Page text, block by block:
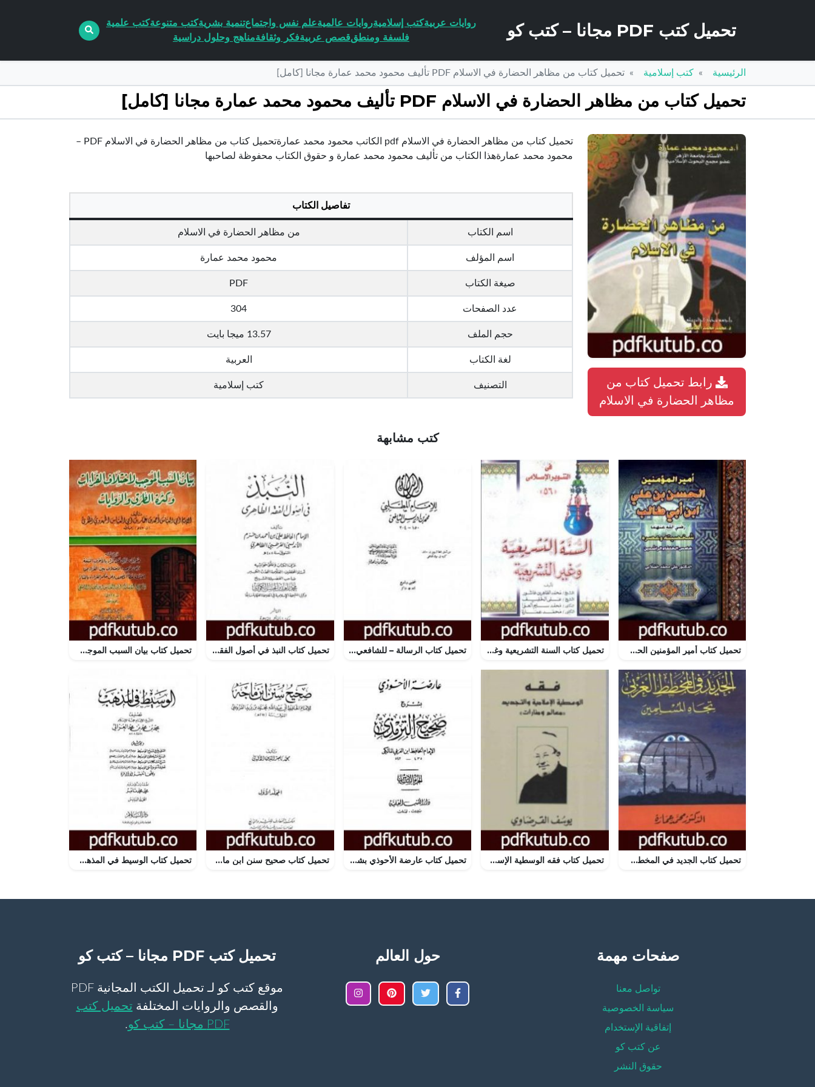
تحميل كتب PDF مجانا – كتب كو روايات عربيةكتب إسلاميةروايات عالميةعلم نفس واجتماعتنمية بشريةكتب متنوعةكتب علمية
فلسفة ومنطققصص عربيةفكر وثقافةمناهج وحلول دراسية
الرئيسية كتب إسلامية تحميل كتاب من مظاهر الحضارة في الاسلام PDF تأليف محمود محمد عمارة مجانا [كامل]
تحميل كتاب من مظاهر الحضارة في الاسلام PDF تأليف محمود محمد عمارة مجانا [كامل]
رابط تحميل كتاب من
مظاهر الحضارة في الاسلام
تحميل كتاب من مظاهر الحضارة في الاسلام pdf الكاتب محمود محمد عمارةتحميل كتاب من مظاهر الحضارة في الاسلام PDF –
محمود محمد عمارةهذا الكتاب من تأليف محمود محمد عمارة و حقوق الكتاب محفوظة لصاحبها
تفاصيل الكتاب
اسم الكتاب من مظاهر الحضارة في الاسلام
اسم المؤلف محمود محمد عمارة
صيغة الكتاب PDF
عدد الصفحات 304
حجم الملف 13.57 ميجا بايت
لغة الكتاب العربية
التصنيف كتب إسلامية
كتب مشابهة
تحميل كتاب أمير المؤمنين الحسن بن علي بن أبي طالب شخصيته وعصره PDF تأليف علي محمد الصلابي مجانا [كامل] تحميل كتاب السنة التشريعية وغير التشريعية PDF تأليف محمد الطاهر بن عاشور مجانا [كامل] تحميل كتاب الرسالة – للشافعي PDF تأليف الإمام الشافعي مجانا [كامل] تحميل كتاب النبذ في أصول الفقه PDF تأليف ابن حزم الأندلسي مجانا [كامل] تحميل كتاب بيان السبب الموجب لاختلاف القراءات وكثرة الطرق والروايات PDF تأليف ابن تيمية مجانا [كامل]
تحميل كتاب الجديد في المخطط الغربي تجاه المسلمين PDF تأليف محمد عمارة مجانا [كامل] تحميل كتاب فقه الوسطية الإسلامية والتجديد PDF تأليف يوسف القرضاوي مجانا [كامل] تحميل كتاب عارضة الأحوذي بشرح صحيح الترمذي – الجزء السادس: تابع البيوع – الأضاحي PDF تأليف أبو بكر بن العربي المالكي مجانا [كامل] تحميل كتاب صحيح سنن ابن ماجة – الجزء الأول PDF تأليف محمد ناصر الدين الألباني مجانا [كامل] تحميل كتاب الوسيط في المذهب – المجلد السادس PDF تأليف أبو حامد الغزالي مجانا [كامل]
صفحات مهمة
تواصل معنا
سياسة الخصوصية
إتفاقية الإستخدام
عن كتب كو
حقوق النشر
حول العالم تحميل كتب PDF مجانا – كتب كو
موقع كتب كو لـ تحميل الكتب المجانية PDF
والقصص والروايات المختلفة تحميل كتب
PDF مجانا – كتب كو
.